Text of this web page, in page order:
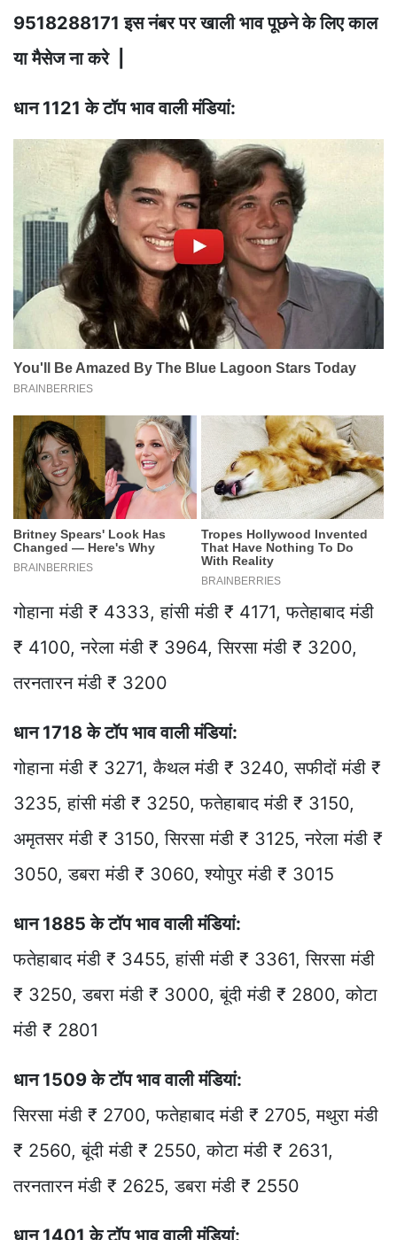
9518288171 इस नंबर पर खाली भाव पूछने के लिए काल
या मैसेज ना करे |
धान 1121 के टॉप भाव वाली मंडियां:
गोहाना मंडी ₹ 4333, हांसी मंडी ₹ 4171, फतेहाबाद मंडी
₹ 4100, नरेला मंडी ₹ 3964, सिरसा मंडी ₹ 3200,
तरनतारन मंडी ₹ 3200
धान 1718 के टॉप भाव वाली मंडियां:
गोहाना मंडी ₹ 3271, कैथल मंडी ₹ 3240, सफीदों मंडी ₹
3235, हांसी मंडी ₹ 3250, फतेहाबाद मंडी ₹ 3150,
अमृतसर मंडी ₹ 3150, सिरसा मंडी ₹ 3125, नरेला मंडी ₹
3050, डबरा मंडी ₹ 3060, श्योपुर मंडी ₹ 3015
धान 1885 के टॉप भाव वाली मंडियां:
फतेहाबाद मंडी ₹ 3455, हांसी मंडी ₹ 3361, सिरसा मंडी
₹ 3250, डबरा मंडी ₹ 3000, बूंदी मंडी ₹ 2800, कोटा
मंडी ₹ 2801
धान 1509 के टॉप भाव वाली मंडियां:
सिरसा मंडी ₹ 2700, फतेहाबाद मंडी ₹ 2705, मथुरा मंडी
₹ 2560, बूंदी मंडी ₹ 2550, कोटा मंडी ₹ 2631,
तरनतारन मंडी ₹ 2625, डबरा मंडी ₹ 2550
धान 1401 के टॉप भाव वाली मंडियां: